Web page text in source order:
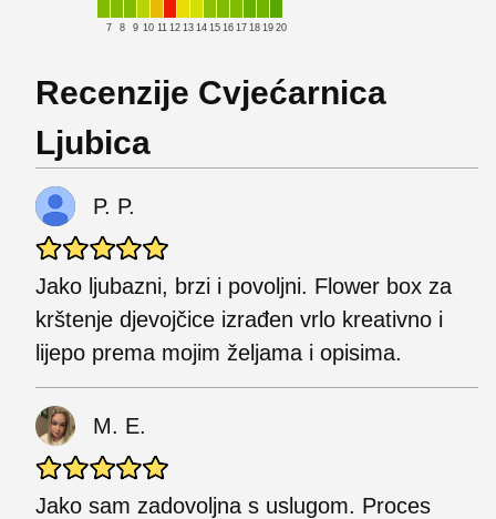
7 8 9 10 11 12 13 14 15 16 17 18 19 20
Recenzije Cvjećarnica
Ljubica
P. P.
Jako ljubazni, brzi i povoljni. Flower box za
krštenje djevojčice izrađen vrlo kreativno i
lijepo prema mojim željama i opisima.
M. E.
Jako sam zadovoljna s uslugom. Proces